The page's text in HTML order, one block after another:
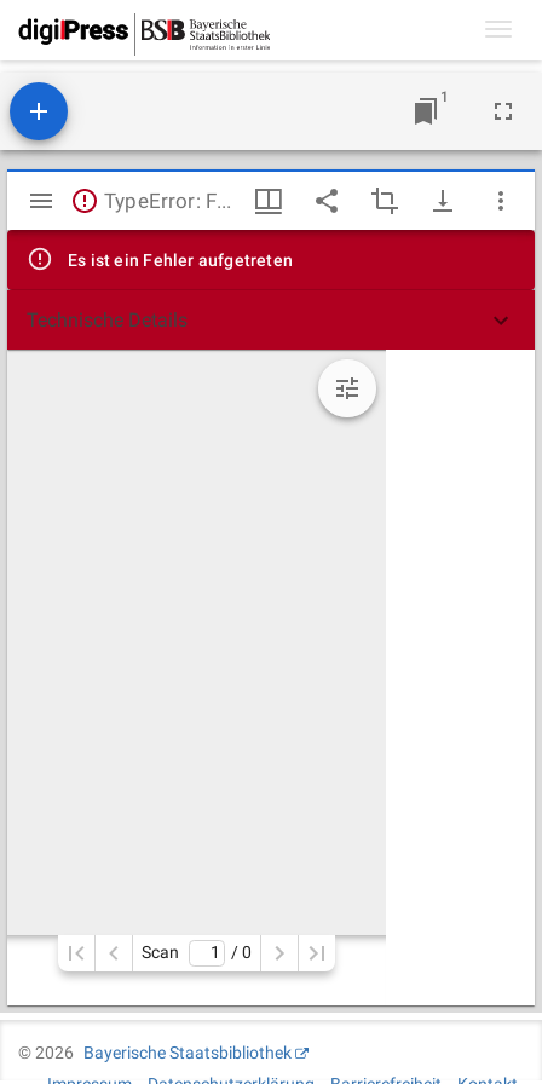
1
Mirador
Viewer
TypeError: Failed to fetch
Es ist ein Fehler aufgetreten
Technische Details
Scan / 0
©2026
Bayerische Staatsbibliothek